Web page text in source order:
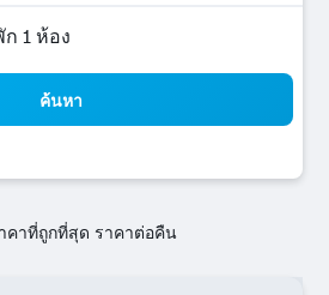
1 ห้อง
ค้นหา
คาที่ถูกที่สุด ราคาต่อคืน